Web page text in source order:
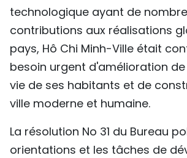
technologique ayant de
contributions aux réalisations
pays, Hô Chi Minh-Ville était
besoin urgent d'amélioration
vie de ses habitants et de
ville moderne et humaine.
La résolution No 31 du Bureau
orientations et les tâches de